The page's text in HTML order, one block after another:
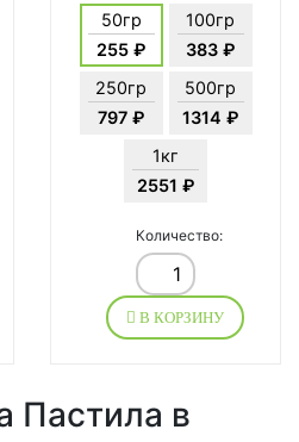
50гр
255 ₽
100гр
383 ₽
250гр
797 ₽
500гр
1314 ₽
1кг
2551 ₽
Количество:
В КОРЗИНУ
Пастила в